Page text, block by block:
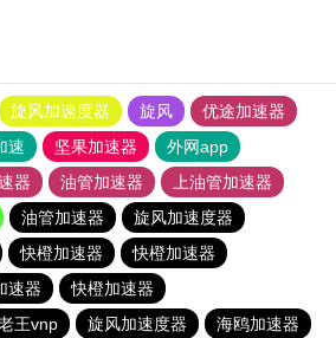
旋风加速度器 旋风
优途加速器
速 坚果加速器
外网app
器 油管加速器
上油管加速器
油管加速器
旋风加速度器
快橙加速器
快橙加速器
速器
快橙加速器
王vnp 旋风加速度器 海鸥加速器